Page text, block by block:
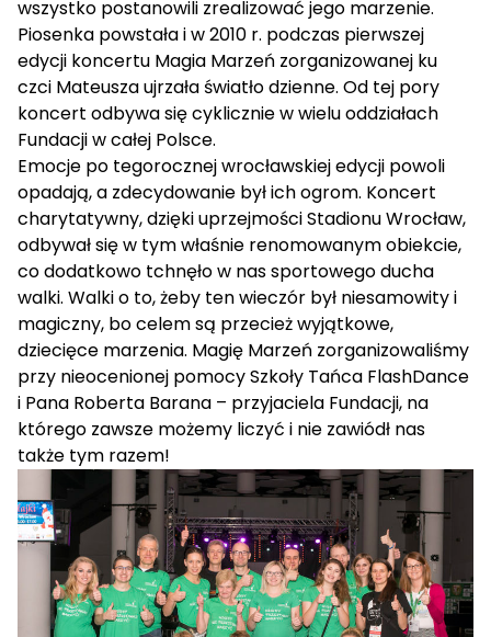
wszystko postanowili zrealizować jego marzenie.
Piosenka powstała i w 2010 r. podczas pierwszej
edycji koncertu Magia Marzeń zorganizowanej ku
czci Mateusza ujrzała światło dzienne. Od tej pory
koncert odbywa się cyklicznie w wielu oddziałach
Fundacji w całej Polsce.
Emocje po tegorocznej wrocławskiej edycji powoli
opadają, a zdecydowanie był ich ogrom. Koncert
charytatywny, dzięki uprzejmościStadionu Wrocław,
odbywał się w tym właśnie renomowanym obiekcie,
co dodatkowo tchnęło w nas sportowego ducha
walki. Walki o to, żeby ten wieczór był niesamowity i
magiczny, bo celem są przecież wyjątkowe,
dziecięce marzenia. Magię Marzeń zorganizowaliśmy
przy nieocenionej pomocySzkoły Tańca FlashDance
i Pana Roberta Barana – przyjaciela Fundacji, na
którego zawsze możemy liczyć i nie zawiódł nas
także tym razem!